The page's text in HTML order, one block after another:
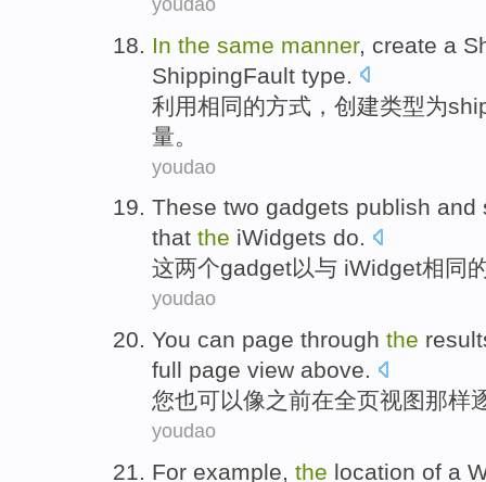
In the same manner, create a
ShippingFault type
利用相同的方式 ， 创建类型为
量 。
youdao
These two gadgets publish and
that the iWidgets do.
这两个gadget以与 iWidget相同
youdao
You can page through the
full page view above.
您也可以像之前在全页视图那样
youdao
For example, the location of a